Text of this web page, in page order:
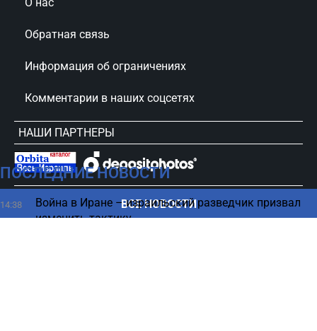
ПОСЛЕДНИЕ НОВОСТИ
14:38
Война в Иране – израильский разведчик призвал
изменить тактику
ВСЕ НОВОСТИ
Обратная связь
Информация об ограничениях
Комментарии в наших соцсетях
НАШИ ПАРТНЕРЫ
сursorinfo.co.il © Все права защищены